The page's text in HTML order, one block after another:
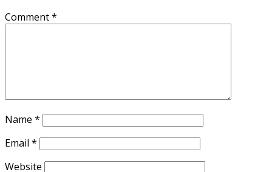
Comment*
Name *
Email *
Website